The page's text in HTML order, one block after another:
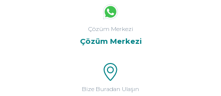
Çözüm Merkezi
Çözüm Merkezi
Bize Buradan Ulaşın